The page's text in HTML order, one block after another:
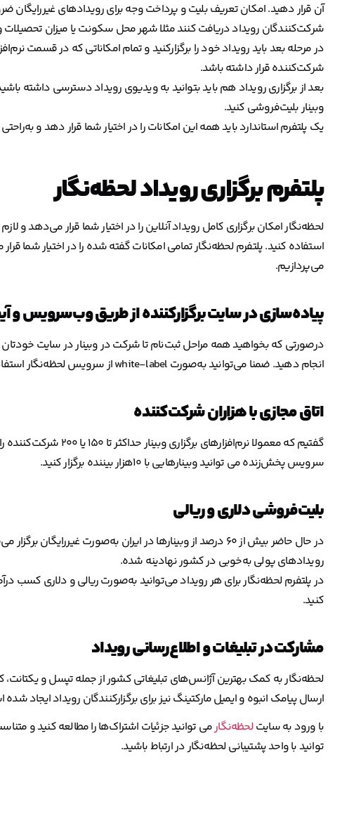
آن قرار دهید. امکان تعریف بلیت و پرداخت وجه برای رویدادهای غیررایگان
شرکت‌کنندگان رویداد دریافت کنند مثلا شهر محل سکونت یا میزان تحصیلات
در مرحله بعد باید رویداد خود را برگزارکنید و تمام امکاناتی که در قسمت
شرکت‌کننده قرار داشته باشد.
بعد از برگزاری رویداد هم باید بتوانید به ویدیوی رویداد دسترسی داشته
وبینار بلیت‌فروشی کنید.
یک پلتفرم استاندارد باید همه این امکانات را در اختیار شما قرار دهد و
پلتفرم برگزاری رویداد لحظه‌نگار
لحظه‌نگار امکان برگزاری کامل رویداد آنلاین را در اختیار شما قرار می‌دهد و
استفاده کنید. پلتفرم لحظه‌نگار تمامی امکانات گفته شده را در اختیار شما
می‌پردازیم.
پیاده‌سازی در سایت برگزارکننده از طریق وب‌سرویس و
انجام دهید. ضمنا می‌توانید به‌صورت white-label از سرویس لحظه‌نگار استفاده کنید و برندینگ خودتان را در نرم‌افزار اعمال کنید.
اتاق مجازی با هزاران شرکت‌کننده
گفتیم که معمولا
سرویس پخش‌زنده می توانید وبینارهایی با ۱۰هزار بیننده برگزار کنید.
بلیت‌فروشی دلاری و ریالی
در حال حاضر بیش از ۶۰ درصد از وبینارها در ایران به‌صورت
رویدادهای پولی به‌خوبی در کشور نهادینه شده.
در پلتفرم لحظه‌نگار برای هر رویداد می‌توانید به‌صورت ریالی و دلاری کسب
کنید.
مشارکت در تبلیغات و اطلاع‌رسانی رویداد
لحظه‌نگار به کمک بهترین آژانس‌های تبلیغاتی کشور از جمله تپسل و
ارسال پیامک انبوه و ایمیل مارکتینگ نیز برای برگزارکنندگان رویداد ایجاد
با ورود به سایتلحظه‌نگارمی توانید جزئیات اشتراک‌ها را مطالعه کنید و
توانید با واحد پشتیبانی لحظه‌نگار در ارتباط باشید.